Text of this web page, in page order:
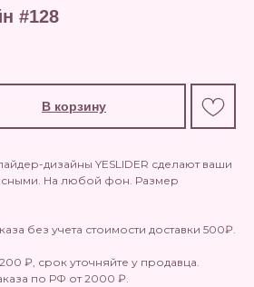
#128
В корзину
дизайны YESLIDER сделают ваши
На любой фон. Размер
без учета стоимости доставки 500₽.
₽, срок уточняйте у продавца.
по РФ от 2000 ₽.